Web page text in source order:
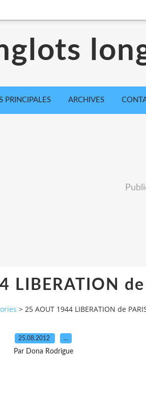
PRINCIPALES ARCHIVES
LIBERATION de
> 25 AOUT 1944 LIBERATION de
25.08.2012 …
Par Dona Rodrigue